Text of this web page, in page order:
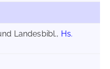
Landesbibl., Hs.